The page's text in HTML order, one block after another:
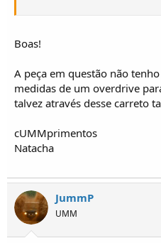
Boas!
A peça em questão não
medidas de um overdrive
talvez através desse carreto
cUMMprimentos
Natacha
JummP
UMM